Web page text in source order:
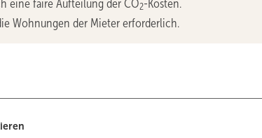
eine faire Aufteilung der CO2-Kosten.
Wohnungen der Mieter erforderlich.